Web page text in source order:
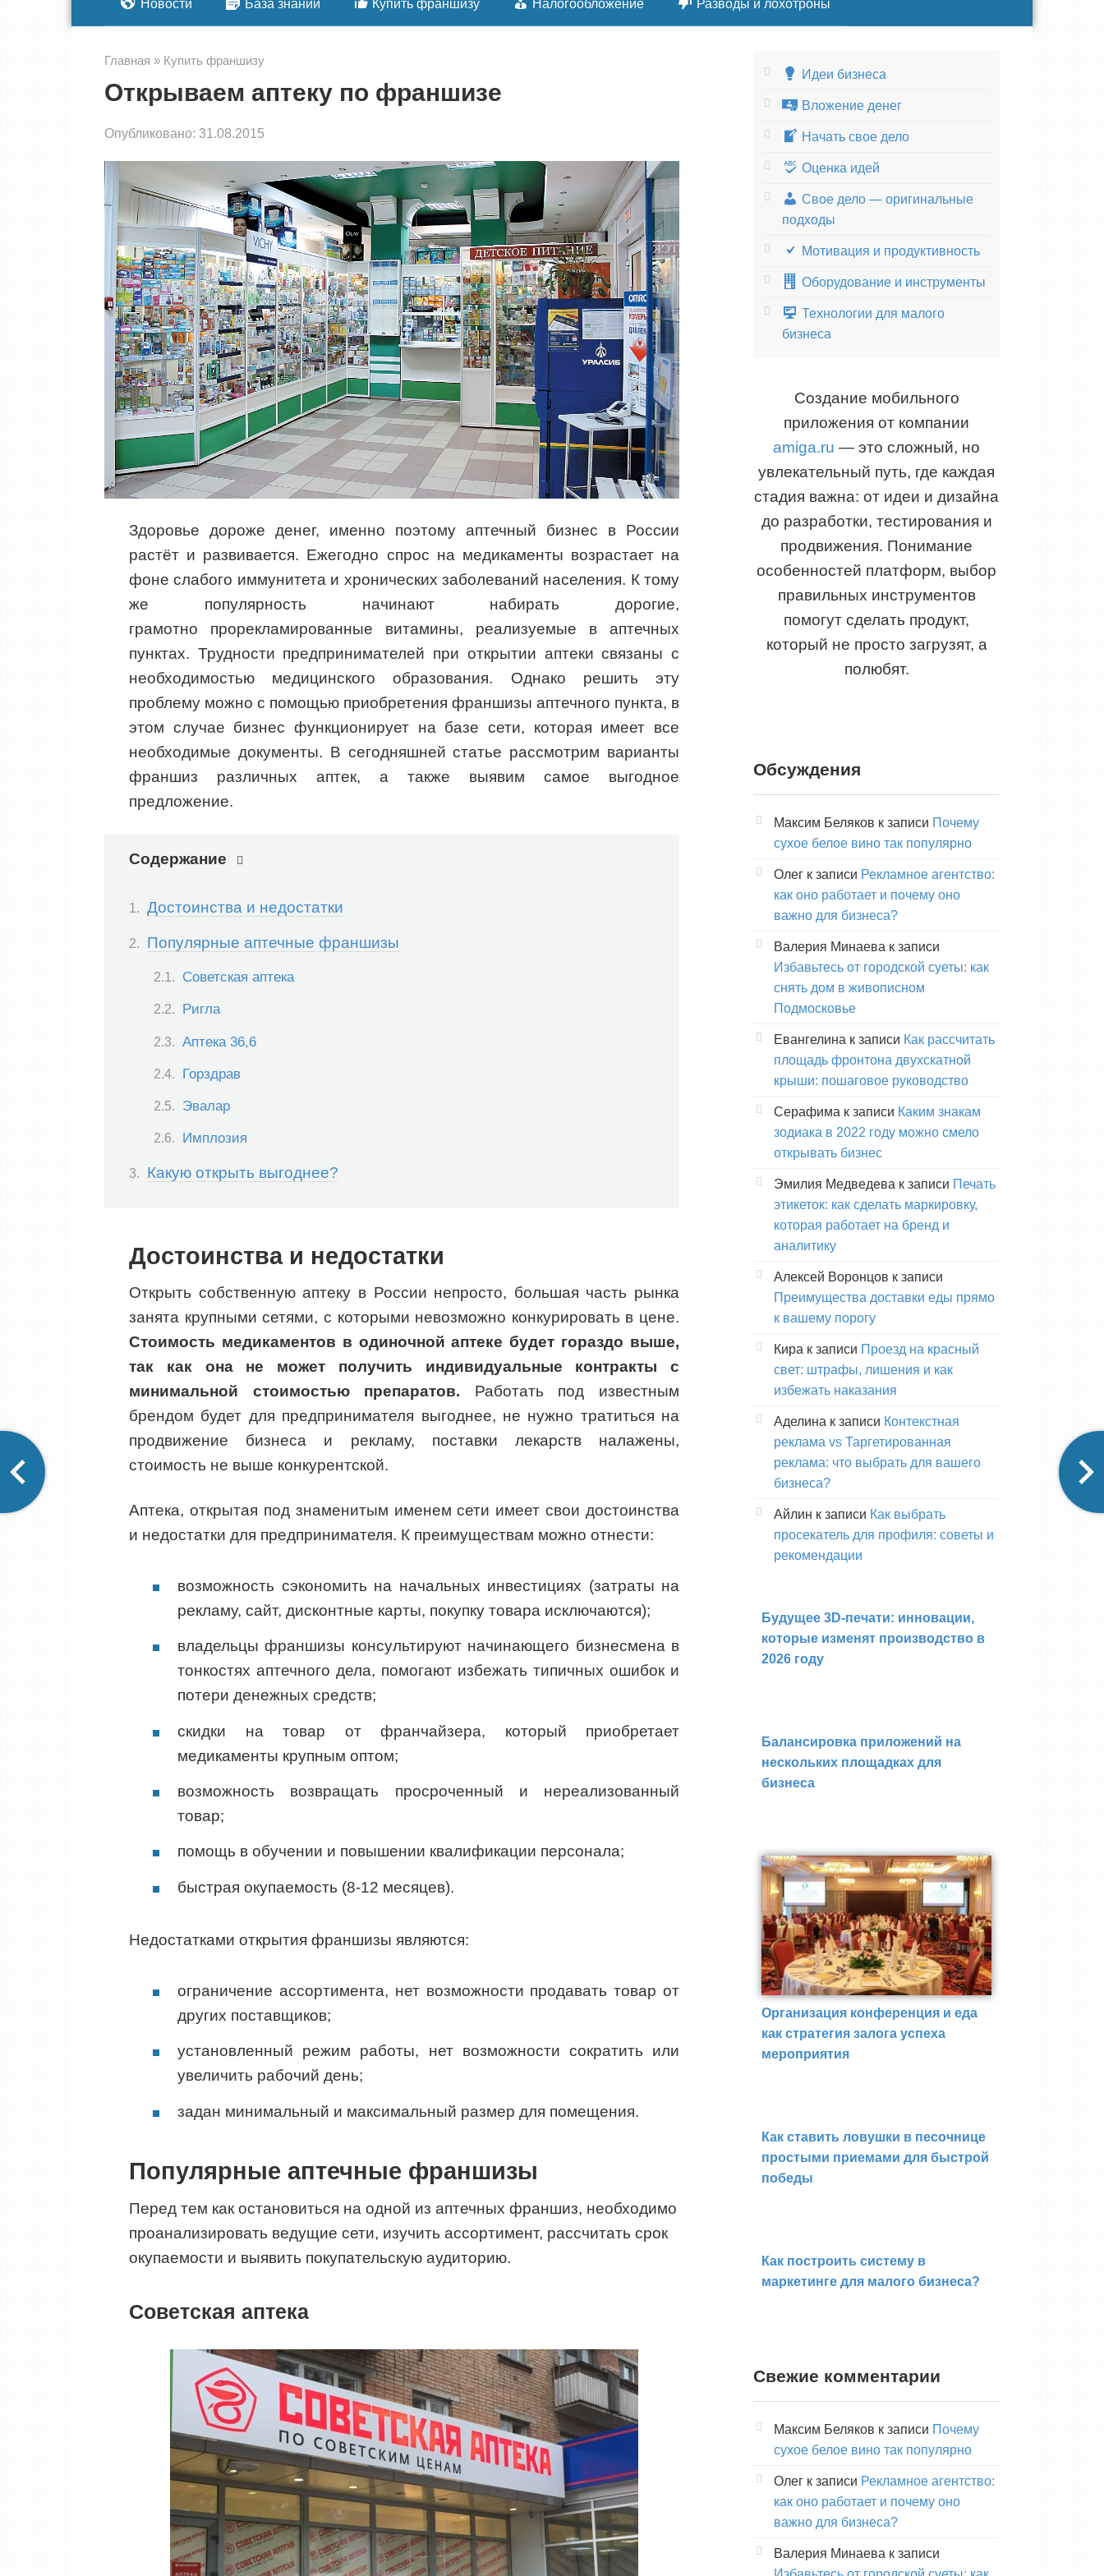
Новости База знаний Купить франшизу Налогообложение Разводы и лохотроны
Главная » Купить франшизу
Открываем аптеку по франшизе
Опубликовано: 31.08.2015
Здоровье дороже денег, именно поэтому аптечный бизнес в России
растёт и развивается. Ежегодно спрос на медикаменты возрастает на
фоне слабого иммунитета и хронических заболеваний населения. К тому
же популярность начинают набирать дорогие,
грамотно прорекламированные витамины, реализуемые в аптечных
пунктах. Трудности предпринимателей при открытии аптеки связаны с
необходимостью медицинского образования. Однако решить эту
проблему можно с помощью приобретения франшизы аптечного пункта, в
этом случае бизнес функционирует на базе сети, которая имеет все
необходимые документы. В сегодняшней статье рассмотрим варианты
франшиз различных аптек, а также выявим самое выгодное
предложение.
Содержание
Достоинства и недостатки
Популярные аптечные франшизы
Советская аптека
Ригла
Аптека 36,6
Горздрав
Эвалар
Имплозия
Какую открыть выгоднее?
Достоинства и недостатки
Открыть собственную аптеку в России непросто, большая часть рынка
занята крупными сетями, с которыми невозможно конкурировать в цене.
Стоимость медикаментов в одиночной аптеке будет гораздо выше,
так как она не может получить индивидуальные контракты с
минимальной стоимостью препаратов. Работать под известным
брендом будет для предпринимателя выгоднее, не нужно тратиться на
продвижение бизнеса и рекламу, поставки лекарств налажены,
стоимость не выше конкурентской.
Аптека, открытая под знаменитым именем сети имеет свои достоинства
и недостатки для предпринимателя. К преимуществам можно отнести:
возможность сэкономить на начальных инвестициях (затраты на
рекламу, сайт, дисконтные карты, покупку товара исключаются);
владельцы франшизы консультируют начинающего бизнесмена в
тонкостях аптечного дела, помогают избежать типичных ошибок и
потери денежных средств;
скидки на товар от франчайзера, который приобретает
медикаменты крупным оптом;
возможность возвращать просроченный и нереализованный
товар;
помощь в обучении и повышении квалификации персонала;
быстрая окупаемость (8-12 месяцев).
Недостатками открытия франшизы являются:
ограничение ассортимента, нет возможности продавать товар от
других поставщиков;
установленный режим работы, нет возможности сократить или
увеличить рабочий день;
задан минимальный и максимальный размер для помещения.
Популярные аптечные франшизы
Перед тем как остановиться на одной из аптечных франшиз, необходимо
проанализировать ведущие сети, изучить ассортимент, рассчитать срок
окупаемости и выявить покупательскую аудиторию.
Советская аптека
Идеи бизнеса
Вложение денег
Начать свое дело
Оценка идей
Свое дело — оригинальные
подходы
Мотивация и продуктивность
Оборудование и инструменты
Технологии для малого
бизнеса
Создание мобильного
приложения от компании
amiga.ru — это сложный, но
увлекательный путь, где каждая
стадия важна: от идеи и дизайна
до разработки, тестирования и
продвижения. Понимание
особенностей платформ, выбор
правильных инструментов
помогут сделать продукт,
который не просто загрузят, а
полюбят.
Обсуждения
Максим Беляков к записи Почему
сухое белое вино так популярно
Олег к записи Рекламное агентство:
как оно работает и почему оно
важно для бизнеса?
Валерия Минаева к записи
Избавьтесь от городской суеты: как
снять дом в живописном
Подмосковье
Евангелина к записи Как рассчитать
площадь фронтона двухскатной
крыши: пошаговое руководство
Серафима к записи Каким знакам
зодиака в 2022 году можно смело
открывать бизнес
Эмилия Медведева к записи Печать
этикеток: как сделать маркировку,
которая работает на бренд и
аналитику
Алексей Воронцов к записи
Преимущества доставки еды прямо
к вашему порогу
Кира к записи Проезд на красный
свет: штрафы, лишения и как
избежать наказания
Аделина к записи Контекстная
реклама vs Таргетированная
реклама: что выбрать для вашего
бизнеса?
Айлин к записи Как выбрать
просекатель для профиля: советы и
рекомендации
Будущее 3D-печати: инновации,
которые изменят производство в
2026 году
Балансировка приложений на
нескольких площадках для
бизнеса
Организация конференция и еда
как стратегия залога успеха
мероприятия
Как ставить ловушки в песочнице
простыми приемами для быстрой
победы
Как построить систему в
маркетинге для малого бизнеса?
Свежие комментарии
Максим Беляков к записи Почему
сухое белое вино так популярно
Олег к записи Рекламное агентство:
как оно работает и почему оно
важно для бизнеса?
Валерия Минаева к записи